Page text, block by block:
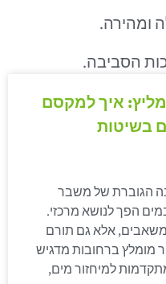
ומהירה.
הסביבה.
איך למקסם
בשיטות
הגוברת של משבר
הפך לנושא מרכזי.
אלא גם תורם
מומלץ ברחובות מדגיש
למיחזור מים,